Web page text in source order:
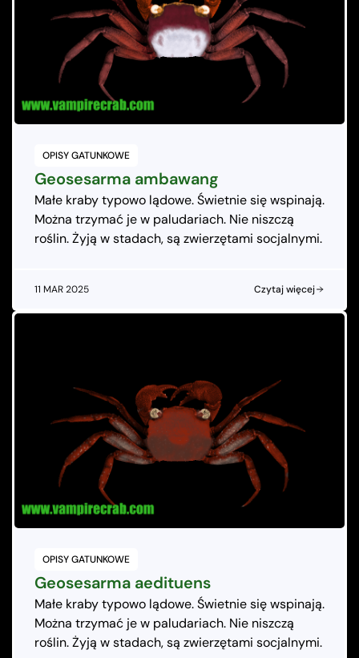
OPISY GATUNKOWE
Geosesarma ambawang
Małe kraby typowo lądowe. Świetnie się wspinają.
Można trzymać je w paludariach. Nie niszczą
roślin. Żyją w stadach, są zwierzętami socjalnymi.
11 MAR 2025 Czytaj więcej
OPISY GATUNKOWE
Geosesarma aedituens
Małe kraby typowo lądowe. Świetnie się wspinają.
Można trzymać je w paludariach. Nie niszczą
roślin. Żyją w stadach, są zwierzętami socjalnymi.